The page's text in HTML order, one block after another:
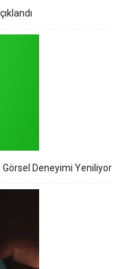
Deneyimi Yeniliyor